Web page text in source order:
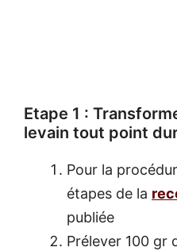
Etape 1 :
levain tout point
Pour la
étapes de la
publiée
Prélever 100 gr